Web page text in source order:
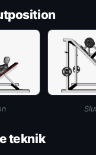
teknik